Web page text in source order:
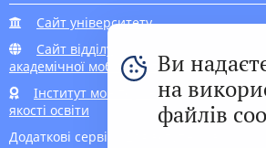
Сайт університету
Сайт відділу
академічної мобільності
Інститут моніторингу
якості освіти
Додаткові сервіси для вступників
Ви
на
файлів